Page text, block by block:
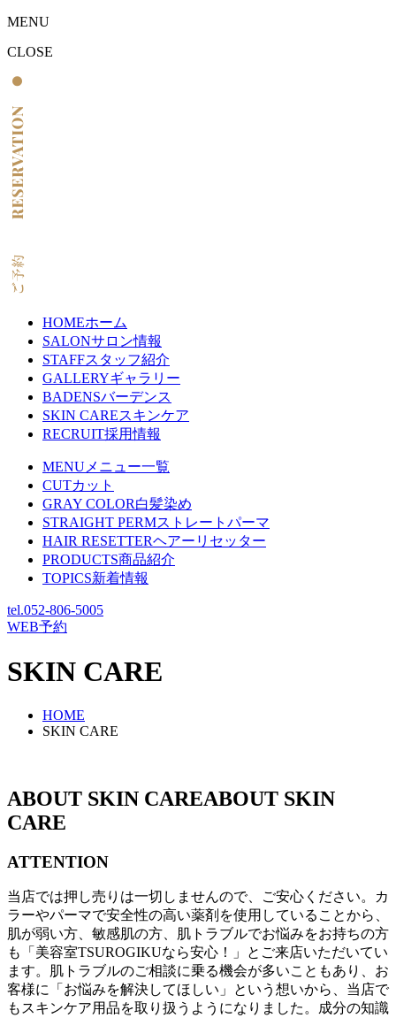
MENU
CLOSE
HOMEホーム
SALONサロン情報
STAFFスタッフ紹介
GALLERYギャラリー
BADENSバーデンス
SKIN CAREスキンケア
RECRUIT採用情報
MENU メニュー一覧
CUTカット
GRAY COLOR白髪染め
STRAIGHT PERMストレートパーマ
HAIR RESETTERヘアーリセッター
PRODUCTS商品紹介
TOPICS新着情報
tel.052-806-5005
WEB予約
SKIN CARE
HOME
SKIN CARE
ABOUT SKIN CAREABOUT SKIN
CARE
ATTENTION
当店では押し売りは一切しませんので、ご安心ください。カ
ラーやパーマで安全性の高い薬剤を使用していることから、
肌が弱い方、敏感肌の方、肌トラブルでお悩みをお持ちの方
も「美容室TSUROGIKUなら安心！」とご来店いただいてい
ます。肌トラブルのご相談に乗る機会が多いこともあり、お
客様に「お悩みを解決してほしい」という想いから、当店で
もスキンケア用品を取り扱うようになりました。成分の知識